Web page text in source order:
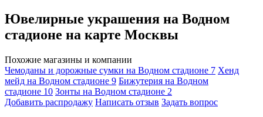
Ювелирные украшения на Водном
стадионе на карте Москвы
Похожие магазины и компании
Чемоданы и дорожные сумки на Водном стадионе 7 Хенд
мейд на Водном стадионе 9 Бижутерия на Водном
стадионе 10 Зонты на Водном стадионе 2
Добавить раcпродажу Написать отзыв Задать вопрос